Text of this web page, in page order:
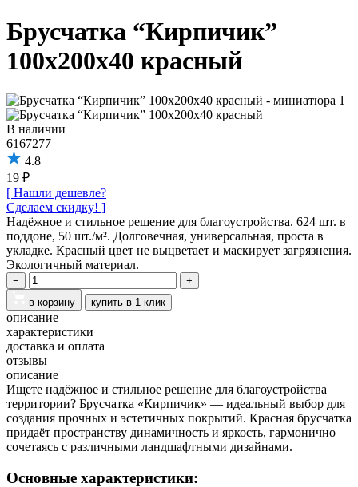
Брусчатка “Кирпичик”
100х200х40 красный
В наличии
6167277
4.8
19 ₽
[ Нашли дешевле?
Сделаем скидку! ]
Надёжное и стильное решение для благоустройства. 624 шт. в
поддоне, 50 шт./м². Долговечная, универсальная, проста в
укладке. Красный цвет не выцветает и маскирует загрязнения.
Экологичный материал.
−
+
в корзину
купить в 1 клик
описание
характеристики
доставка и оплата
отзывы
описание
Ищете надёжное и стильное решение для благоустройства
территории? Брусчатка «Кирпичик» — идеальный выбор для
создания прочных и эстетичных покрытий. Красная брусчатка
придаёт пространству динамичность и яркость, гармонично
сочетаясь с различными ландшафтными дизайнами.
Основные характеристики: